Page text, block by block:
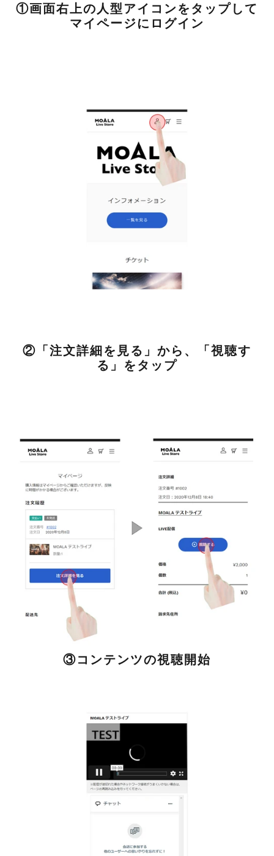
①画面右上の人型アイコンをタップして
マイページにログイン
②「注文詳細を見る」から、「視聴す
る」をタップ
③コンテンツの視聴開始